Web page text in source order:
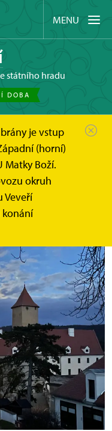
MENU
státního hradu
DOBA
je vstup
(horní)
Matky Boží.
okruh
Veveří
konání
noc na hradě Veveří
hradě